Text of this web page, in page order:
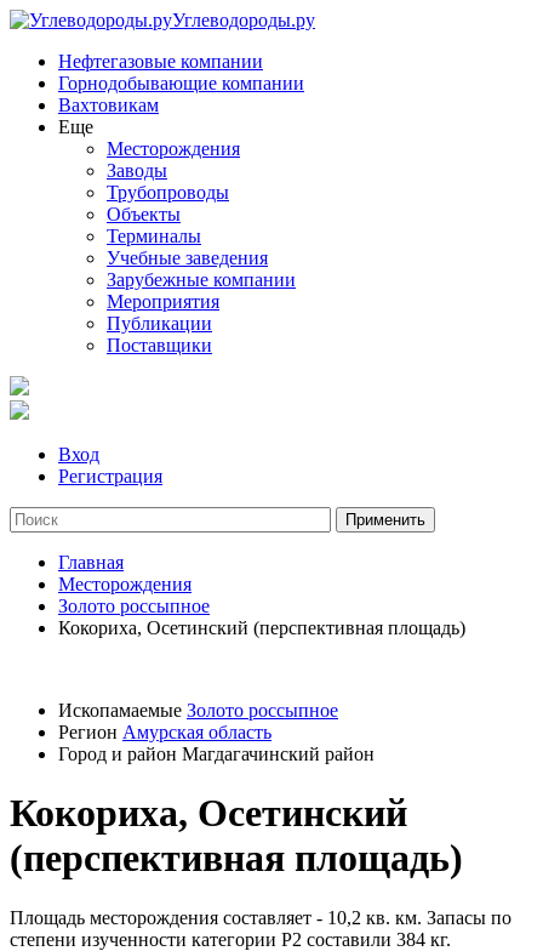
Углеводороды.ру
Нефтегазовые компании
Горнодобывающие компании
Вахтовикам
Еще
Месторождения
Заводы
Трубопроводы
Объекты
Терминалы
Учебные заведения
Зарубежные компании
Мероприятия
Публикации
Поставщики
Вход
Регистрация
Главная
Месторождения
Золото россыпное
Кокориха, Осетинский (перспективная площадь)
Ископамаемые Золото россыпное
Регион Амурская область
Город и район Магдагачинский район
Кокориха, Осетинский
(перспективная площадь)
Площадь месторождения составляет - 10,2 кв. км. Запасы по
степени изученности категории Р2 составили 384 кг.